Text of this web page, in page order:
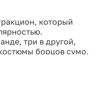
который
три в другой,
борцов сумо,
большой мяч — и море